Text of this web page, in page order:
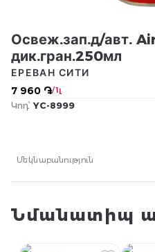
Освеж.зап.д/авт.
дик.гран.250мл
7 960 ֏/ 1լ
ЕРЕВАН СИТИ
Կոդ՝ YC-8999
Մեկնաբանություն
Նմանատիպ